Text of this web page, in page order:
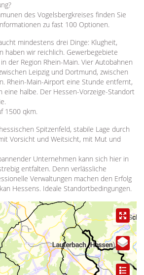
des Vogelsbergkreises finden Sie
zu fast 100 Optionen.
mindestens drei Dinge: Klugheit,
haben wir reichlich. Gewerbegebiete
der Region Rhein-Main. Vier Autobahnen
Leipzig und Dortmund, zwischen
Rhein-Main-Airport eine Stunde entfernt,
eine halbe. Der Hessen-Vorzeige-Standort
1500 qkm.
Spitzenfeld, stabile Lage durch
Vorsicht und Weitsicht, mit Mut und
Unternehmen kann sich hier in
entfalten. Denn verlässliche
Verwaltungen machen den Erfolg
Hessens. Ideale Standortbedingungen.